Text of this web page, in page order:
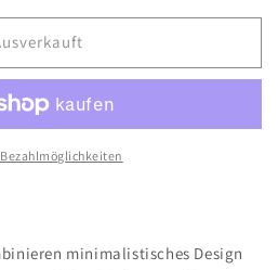
minimalistisches Design